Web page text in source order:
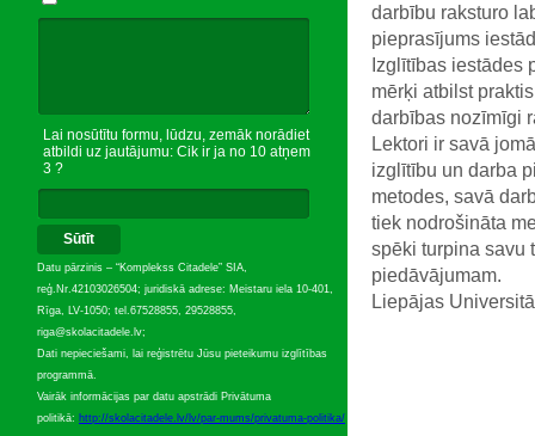
Lai nosūtītu formu, lūdzu, zemāk norādiet
atbildi uz jautājumu: Cik ir ja no 10 atņem
3 ?
Sūtīt
Datu pārzinis – “Komplekss Citadele” SIA,
reģ.Nr.42103026504; juridiskā adrese: Meistaru iela 10-401,
Rīga, LV-1050; tel.67528855, 29528855,
riga@skolacitadele.lv;
Dati nepieciešami, lai reģistrētu Jūsu pieteikumu izglītības
programmā.
Vairāk informācijas par datu apstrādi Privātuma
politikā: http://skolacitadele.lv/lv/par-mums/privatuma-politika/
darbību raksturo
pieprasījums
Izglītības iestādes
mērķi atbilst
darbības nozīmīgi
Lektori ir savā
izglītību un darba
metodes, savā
tiek nodrošināta
spēki turpina savu
piedāvājumam.
Liepājas